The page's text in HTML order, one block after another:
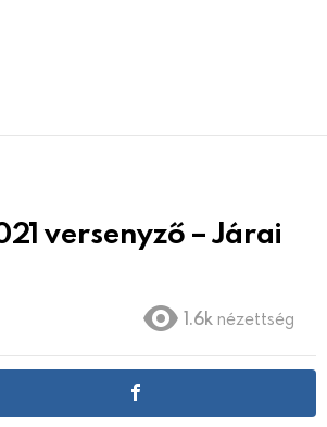
versenyző – Járai
1.6k nézettség